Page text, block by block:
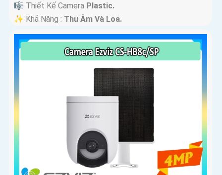
🎼️ Thiết Kế Camera Plastic.
️✨ Khả Năng : Thu Âm Và Loa.